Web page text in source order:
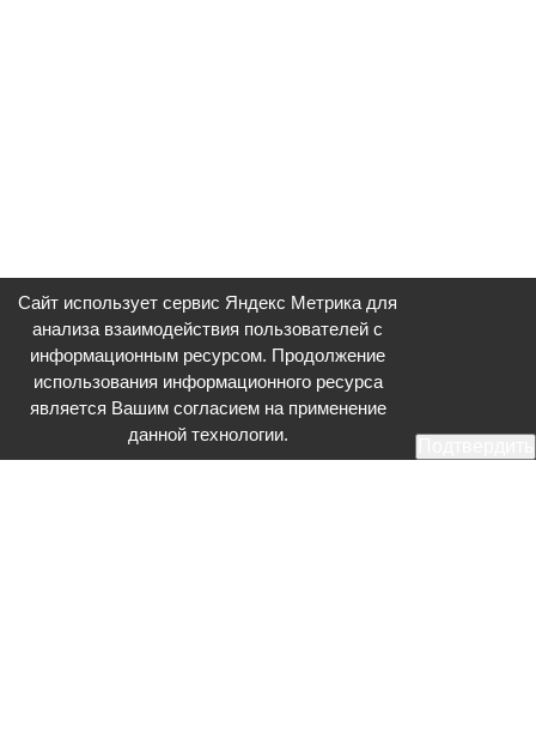
Сайт использует сервис Яндекс Метрика для
анализа взаимодействия пользователей с
информационным ресурсом. Продолжение
использования информационного ресурса
является Вашим согласием на применение
данной технологии.